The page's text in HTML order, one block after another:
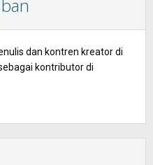
dan kontren kreator di
kontributor di